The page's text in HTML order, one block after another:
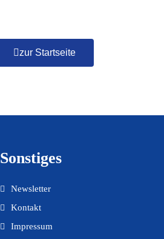
zur Startseite
Sonstiges
Newsletter
Kontakt
Impressum